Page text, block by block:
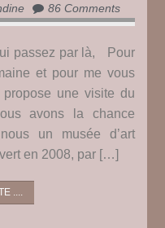
86 Comments
passez par là, Pour
et pour me vous
une visite du
avons la chance
un musée d’art
en 2008, par […]
....